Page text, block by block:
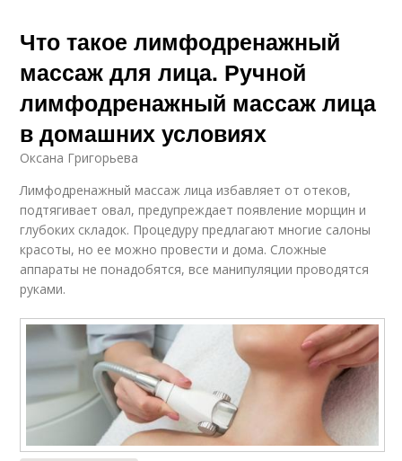
Что такое лимфодренажный
массаж для лица. Ручной
лимфодренажный массаж лица
в домашних условиях
Оксана Григорьева
Лимфодренажный массаж лица избавляет от отеков,
подтягивает овал, предупреждает появление морщин и
глубоких складок. Процедуру предлагают многие салоны
красоты, но ее можно провести и дома. Сложные
аппараты не понадобятся, все манипуляции проводятся
руками.